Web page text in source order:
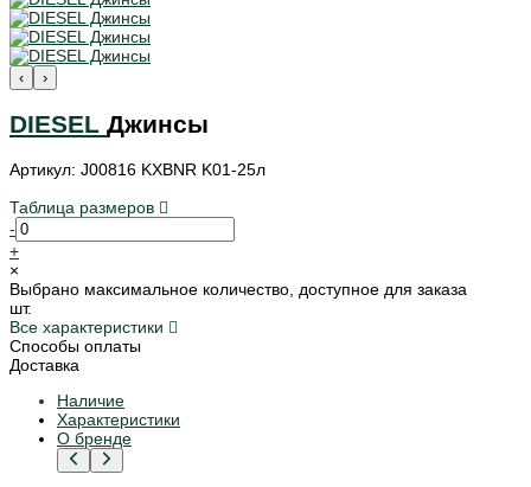
‹ ›
DIESEL Джинсы
Артикул: J00816 KXBNR K01-25л
Таблица размеров
-
+
×
Выбрано максимальное количество, доступное для заказа
шт.
Все характеристики
Способы оплаты
Доставка
Наличие
Характеристики
О бренде